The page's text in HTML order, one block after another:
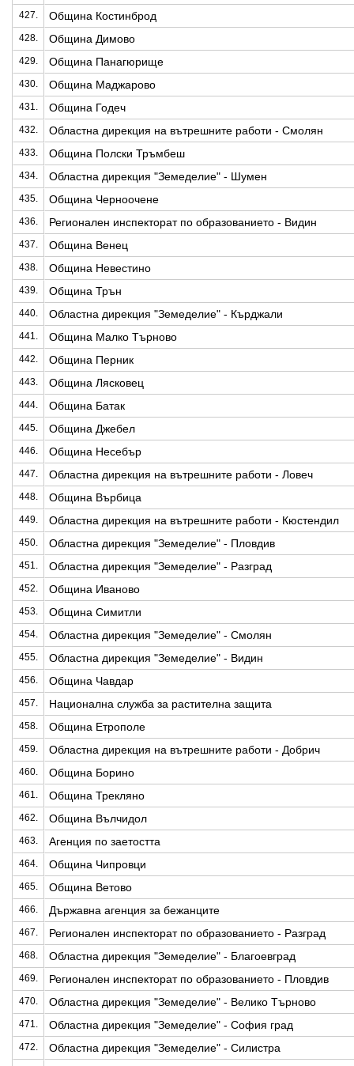
427. Община Костинброд
428. Община Димово
429. Община Панагюрище
430. Община Маджарово
431. Община Годеч
432. Областна дирекция на вътрешните работи - Смолян
433. Община Полски Тръмбеш
434. Областна дирекция "Земеделие" - Шумен
435. Община Черноочене
436. Регионален инспекторат по образованието - Видин
437. Община Венец
438. Община Невестино
439. Община Трън
440. Областна дирекция "Земеделие" - Кърджали
441. Община Малко Търново
442. Община Перник
443. Община Лясковец
444. Община Батак
445. Община Джебел
446. Община Несебър
447. Областна дирекция на вътрешните работи - Ловеч
448. Община Върбица
449. Областна дирекция на вътрешните работи - Кюстендил
450. Областна дирекция "Земеделие" - Пловдив
451. Областна дирекция "Земеделие" - Разград
452. Община Иваново
453. Община Симитли
454. Областна дирекция "Земеделие" - Смолян
455. Областна дирекция "Земеделие" - Видин
456. Община Чавдар
457. Национална служба за растителна защита
458. Община Етрополе
459. Областна дирекция на вътрешните работи - Добрич
460. Община Борино
461. Община Трекляно
462. Община Вълчидол
463. Агенция по заетостта
464. Община Чипровци
465. Община Ветово
466. Държавна агенция за бежанците
467. Регионален инспекторат по образованието - Разград
468. Областна дирекция "Земеделие" - Благоевград
469. Регионален инспекторат по образованието - Пловдив
470. Областна дирекция "Земеделие" - Велико Търново
471. Областна дирекция "Земеделие" - София град
472. Областна дирекция "Земеделие" - Силистра